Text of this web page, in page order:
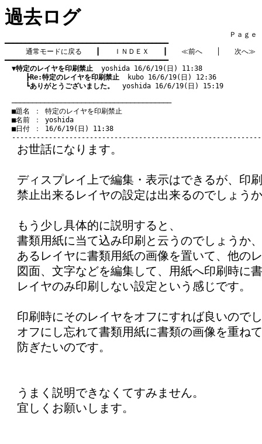
過去ログ
Ｐａｇｅ
━━━━━━━━━━━━━━━━━━━━━━━━━━━━━━━━━━━━━━━━
通常モードに戻る
ＩＮＤＥＸ ≪前へ
次へ≫
━━━━━━━━━━━━━━━━━━━━━━━━━━━━━━━━━━━━━━━━
▼特定のレイヤを印刷禁止
  yoshida 16/6/19(日) 11:38
┣Re:特定のレイヤを印刷禁止
  kubo 16/6/19(日) 12:36
┗ありがとうございました。
  yoshida 16/6/19(日) 15:19
───────────────────────────────────────
■題名 ： 特定のレイヤを印刷禁止
■名前 ： yoshida
■日付 ： 16/6/19(日) 11:38
お世話になります。
ディスプレイ上で編集・表示はできるが、印
禁止出来るレイヤの設定は出来るのでしょう
もう少し具体的に説明すると、
書類用紙に当て込み印刷と云うのでしょうか、
あるレイヤに書類用紙の画像を置いて、他の
図面、文字などを編集して、用紙へ印刷時に
レイヤのみ印刷しない設定という感じです。
印刷時にそのレイヤをオフにすれば良いので
オフにし忘れて書類用紙に書類の画像を重ね
防ぎたいのです。
うまく説明できなくてすみません。
宜しくお願いします。